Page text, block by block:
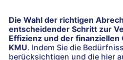
Die Wahl der richtigen
entscheidender Schritt zur
Effizienz und der finanziellen
KMU. Indem Sie die
berücksichtigen und die hier